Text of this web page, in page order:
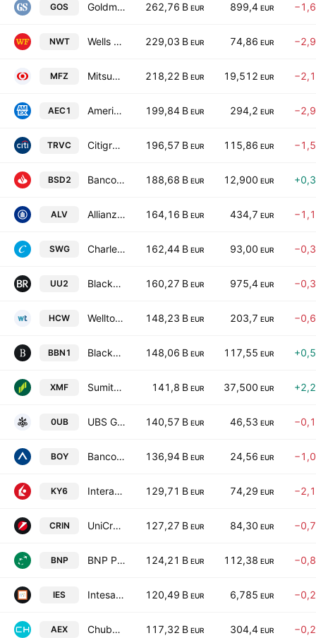
GOS Goldman Sachs Group, Inc. 262,76 B EUR 899,4 EUR
NWT Wells Fargo & Company 229,03 B EUR 74,86 EUR
MFZ Mitsubishi UFJ Financial Group, Inc. 218,22 B EUR 19,512 EUR
AEC1 American Express Company 199,84 B EUR 294,2 EUR
TRVC Citigroup Inc. 196,57 B EUR 115,86 EUR
BSD2 Banco Santander, S.A. 188,68 B EUR 12,900 EUR
ALV Allianz SE 164,16 B EUR 434,7 EUR
SWG Charles Schwab Corp 162,44 B EUR 93,00 EUR
UU2 BlackRock, Inc. 160,27 B EUR 975,4 EUR
HCW Welltower Inc. 148,23 B EUR 203,7 EUR
BBN1 Blackstone Inc. 148,06 B EUR 117,55 EUR
XMF Sumitomo Mitsui Financial Group, Inc. 141,8 B EUR 37,500 EUR
0UB UBS Group AG 140,57 B EUR 46,53 EUR
BOY Banco Bilbao Vizcaya Argentaria, S.A. 136,94 B EUR 24,56 EUR
KY6 Interactive Brokers Group, Inc. Class A 129,71 B EUR 74,29 EUR
CRIN UniCredit S.p.A. 127,27 B EUR 84,30 EUR
BNP BNP Paribas S.A. Class A 124,21 B EUR 112,38 EUR
IES Intesa Sanpaolo S.p.A. 120,49 B EUR 6,785 EUR
AEX Chubb Limited 117,32 B EUR 304,4 EUR